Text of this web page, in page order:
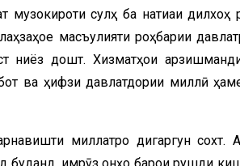
сулҳ ба натиҷаи дилхоҳ
масъулияти роҳбарии
ниёз дошт. Хизматҳои
ва ҳифзи давлатдории миллӣ
миллатро дигаргун
буданд, имрӯз онҳо барои рушди